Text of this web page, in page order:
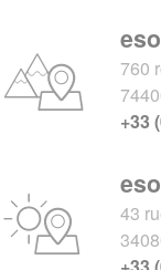
760
+33
43